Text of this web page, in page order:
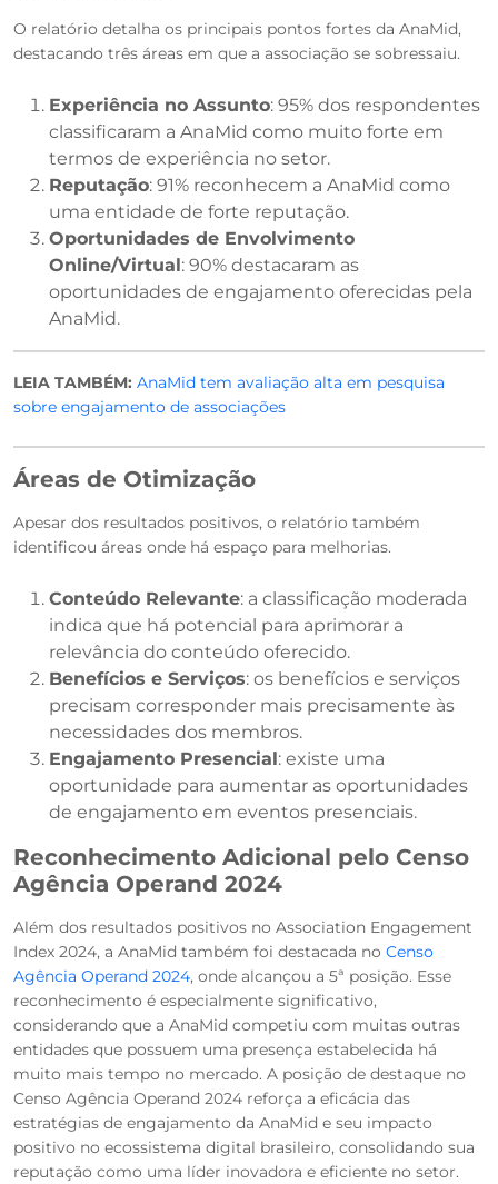
O relatório detalha os principais pontos fortes da AnaMid,
destacando três áreas em que a associação se sobressaiu.
Experiência no Assunto: 95% dos respondentes
classificaram a AnaMid como muito forte em
termos de experiência no setor.
Reputação: 91% reconhecem a AnaMid como
uma entidade de forte reputação.
Oportunidades de Envolvimento
Online/Virtual: 90% destacaram as
oportunidades de engajamento oferecidas pela
AnaMid.
LEIA TAMBÉM: AnaMid tem avaliação alta em pesquisa
sobre engajamento de associações
Áreas de Otimização
Apesar dos resultados positivos, o relatório também
identificou áreas onde há espaço para melhorias.
Conteúdo Relevante: a classificação moderada
indica que há potencial para aprimorar a
relevância do conteúdo oferecido.
Benefícios e Serviços: os benefícios e serviços
precisam corresponder mais precisamente às
necessidades dos membros.
Engajamento Presencial: existe uma
oportunidade para aumentar as oportunidades
de engajamento em eventos presenciais.
Reconhecimento Adicional pelo Censo
Agência Operand 2024
Além dos resultados positivos no Association Engagement
Index 2024, a AnaMid também foi destacada no Censo
Agência Operand 2024, onde alcançou a 5ª posição. Esse
reconhecimento é especialmente significativo,
considerando que a AnaMid competiu com muitas outras
entidades que possuem uma presença estabelecida há
muito mais tempo no mercado. A posição de destaque no
Censo Agência Operand 2024 reforça a eficácia das
estratégias de engajamento da AnaMid e seu impacto
positivo no ecossistema digital brasileiro, consolidando sua
reputação como uma líder inovadora e eficiente no setor.